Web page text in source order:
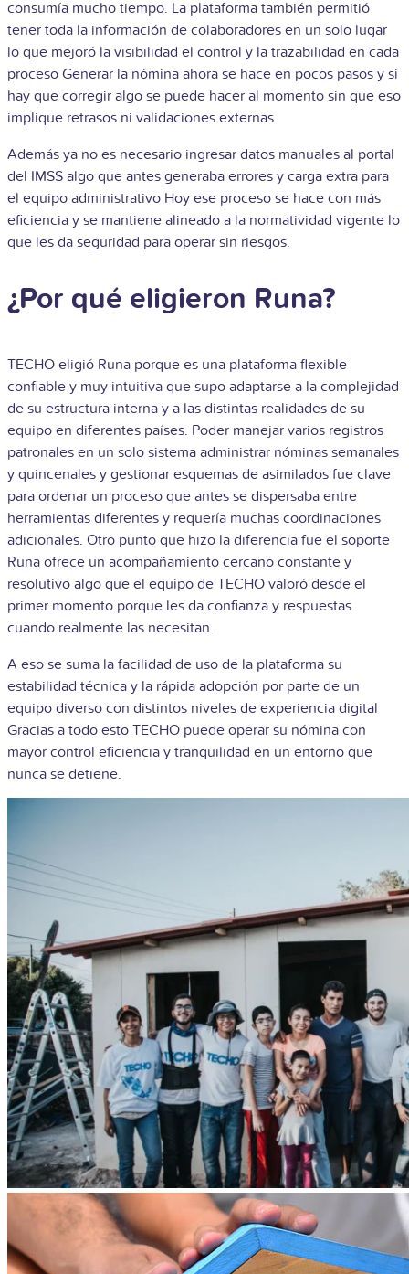
consumía mucho tiempo. La plataforma también permitió
tener toda la información de colaboradores en un solo lugar
lo que mejoró la visibilidad el control y la trazabilidad en cada
proceso Generar la nómina ahora se hace en pocos pasos y si
hay que corregir algo se puede hacer al momento sin que eso
implique retrasos ni validaciones externas.
Además ya no es necesario ingresar datos manuales al portal
del IMSS algo que antes generaba errores y carga extra para
el equipo administrativo Hoy ese proceso se hace con más
eficiencia y se mantiene alineado a la normatividad vigente lo
que les da seguridad para operar sin riesgos.
¿Por qué eligieron Runa?
TECHO eligió Runa porque es una plataforma flexible
confiable y muy intuitiva que supo adaptarse a la complejidad
de su estructura interna y a las distintas realidades de su
equipo en diferentes países. Poder manejar varios registros
patronales en un solo sistema administrar nóminas semanales
y quincenales y gestionar esquemas de asimilados fue clave
para ordenar un proceso que antes se dispersaba entre
herramientas diferentes y requería muchas coordinaciones
adicionales. Otro punto que hizo la diferencia fue el soporte
Runa ofrece un acompañamiento cercano constante y
resolutivo algo que el equipo de TECHO valoró desde el
primer momento porque les da confianza y respuestas
cuando realmente las necesitan.
A eso se suma la facilidad de uso de la plataforma su
estabilidad técnica y la rápida adopción por parte de un
equipo diverso con distintos niveles de experiencia digital
Gracias a todo esto TECHO puede operar su nómina con
mayor control eficiencia y tranquilidad en un entorno que
nunca se detiene.